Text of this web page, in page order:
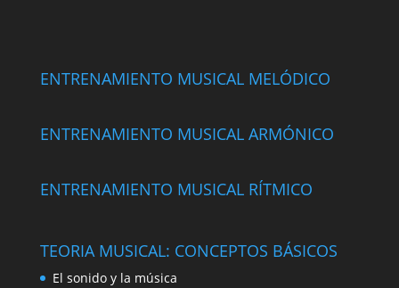
ENTRENAMIENTO MUSICAL MELÓDICO
ENTRENAMIENTO MUSICAL ARMÓNICO
ENTRENAMIENTO MUSICAL RÍTMICO
TEORIA MUSICAL: CONCEPTOS BÁSICOS
El sonido y la música